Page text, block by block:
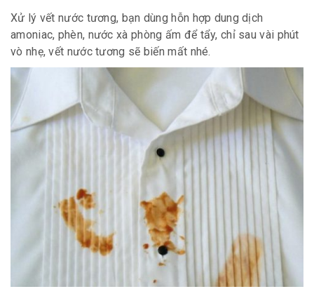
Xử lý vết nước tương, bạn dùng hỗn hợp dung dịch
amoniac, phèn, nước xà phòng ấm để tẩy, chỉ sau vài phút
vò nhẹ, vết nước tương sẽ biến mất nhé.